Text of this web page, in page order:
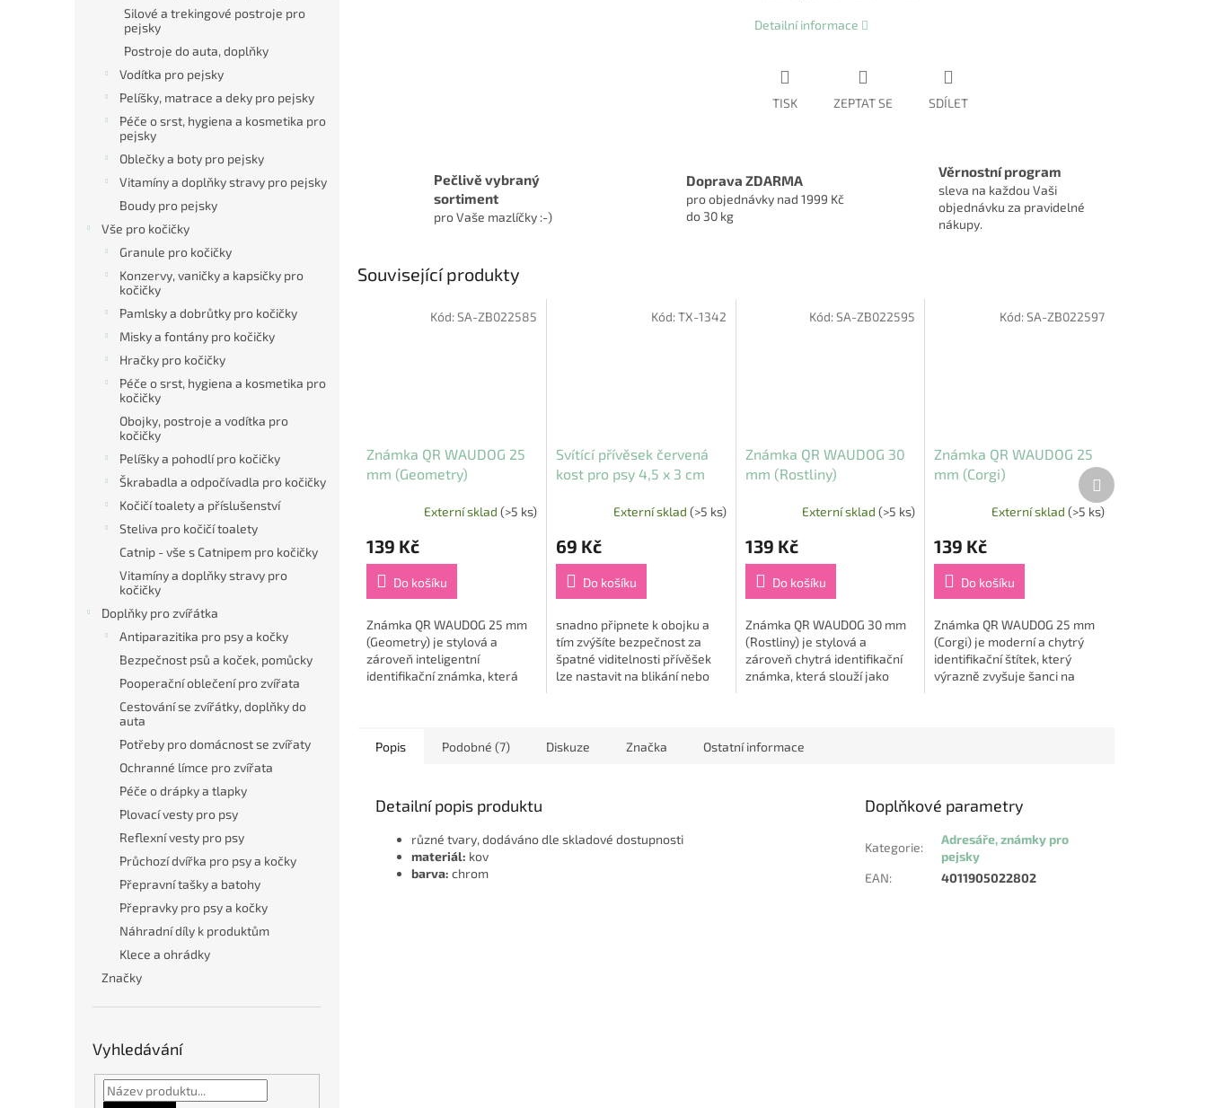
Silové a trekingové postroje pro
pejsky
Postroje do auta, doplňky
Vodítka pro pejsky
Pelíšky, matrace a deky pro pejsky
Péče o srst, hygiena a kosmetika pro
pejsky
Oblečky a boty pro pejsky
Vitamíny a doplňky stravy pro pejsky
Boudy pro pejsky
Vše pro kočičky
Granule pro kočičky
Konzervy, vaničky a kapsičky pro
kočičky
Pamlsky a dobrůtky pro kočičky
Misky a fontány pro kočičky
Hračky pro kočičky
Péče o srst, hygiena a kosmetika pro
kočičky
Obojky, postroje a vodítka pro
kočičky
Pelíšky a pohodlí pro kočičky
Škrabadla a odpočívadla pro kočičky
Kočičí toalety a příslušenství
Steliva pro kočičí toalety
Catnip - vše s Catnipem pro kočičky
Vitamíny a doplňky stravy pro
kočičky
Doplňky pro zvířátka
Antiparazitika pro psy a kočky
Bezpečnost psů a koček, pomůcky
Pooperační oblečení pro zvířata
Cestování se zvířátky, doplňky do
auta
Potřeby pro domácnost se zvířaty
Ochranné límce pro zvířata
Péče o drápky a tlapky
Plovací vesty pro psy
Reflexní vesty pro psy
Průchozí dvířka pro psy a kočky
Přepravní tašky a batohy
Přepravky pro psy a kočky
Náhradní díly k produktům
Klece a ohrádky
Značky
Vyhledávání
Detailní informace
TISK ZEPTAT SE SDÍLET
Pečlivě vybraný
sortiment
pro Vaše mazlíčky :-)
Doprava ZDARMA
pro objednávky nad 1999 Kč
do 30 kg
Věrnostní program
sleva na každou Vaši
objednávku za pravidelné
nákupy.
Související produkty
Známka QR WAUDOG 25
mm (Geometry)
Externí sklad (>5 ks)
139 Kč
Do košíku
Známka QR WAUDOG 25 mm
(Geometry) je stylová a
zároveň inteligentní
identifikační známka, která
chytrý...
Kód:SA-ZB022585
Svítící přívěsek červená
kost pro psy 4,5 x 3 cm
Externí sklad (>5 ks)
69 Kč
Do košíku
snadno připnete k obojku a
tím zvýšíte bezpečnost za
špatné viditelnosti přívěšek
lze nastavit na blikání nebo
Kód:TX-1342
Známka QR WAUDOG 30
mm (Rostliny)
Externí sklad(>5 ks)
139 Kč
Do košíku
Známka QR WAUDOG 30 mm
(Rostliny) je stylová a
zároveň chytrá identifikační
známka, která slouží jako
Kód:SA-ZB022595
Známka QR WAUDOG 25
mm (Corgi)
Externí sklad (>5 ks)
139 Kč
Do košíku
Známka QR WAUDOG 25 mm
(Corgi) je moderní a chytrý
identifikační štítek, který
výrazně zvyšuje šanci na
Kód:SA-ZB022597
Další
produkt
Popis Podobné (7) Diskuze Značka Ostatní informace
Detailní popis produktu
různé tvary, dodáváno dle skladové dostupnosti
materiál: kov
barva: chrom
Doplňkové parametry
Kategorie:
Adresáře, známky pro
pejsky
EAN: 4011905022802